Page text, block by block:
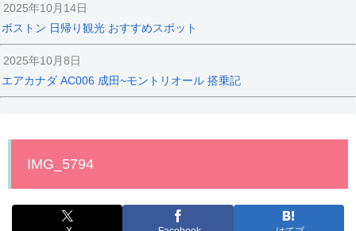
2025年10月14日
ボストン 日帰り観光 おすすめスポット
2025年10月8日
エアカナダ AC006 成田~モントリオール 搭乗記
IMG_5794